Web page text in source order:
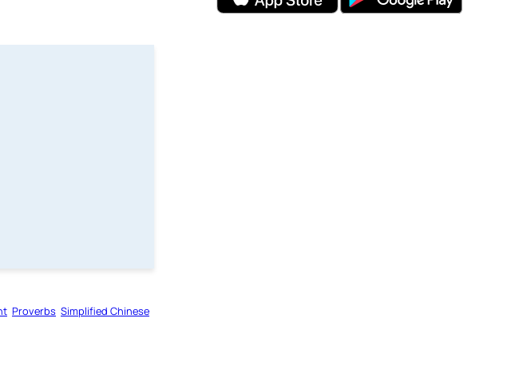
Proverbs Simplified Chinese